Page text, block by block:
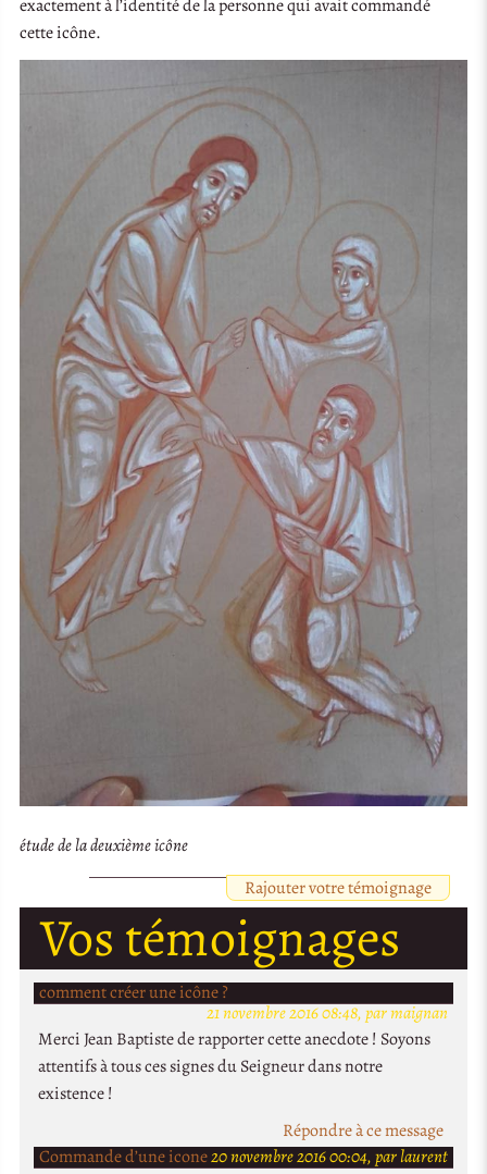
exactement à l’identité de la personne qui avait commandé
cette icône.
étude de la deuxième icône
Rajouter votre témoignage
Vos témoignages
comment créer une icône ?
21 novembre 2016 08:48, par maignan
Merci Jean Baptiste de rapporter cette anecdote ! Soyons
attentifs à tous ces signes du Seigneur dans notre
existence !
Répondre à ce message
Commande d’une icone20 novembre 2016 00:04, par laurent